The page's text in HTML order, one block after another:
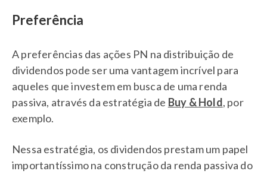
Preferência
A preferências das ações PN na distribuição de
dividendos pode ser uma vantagem incrível para
aqueles que investem em busca de uma renda
passiva, através da estratégia de Buy & Hold, por
exemplo.
Nessa estratégia, os dividendos prestam um papel
importantíssimo na construção da renda passiva do